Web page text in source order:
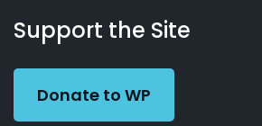
Working
Preacher
Us
Support the Site
Donate to WP